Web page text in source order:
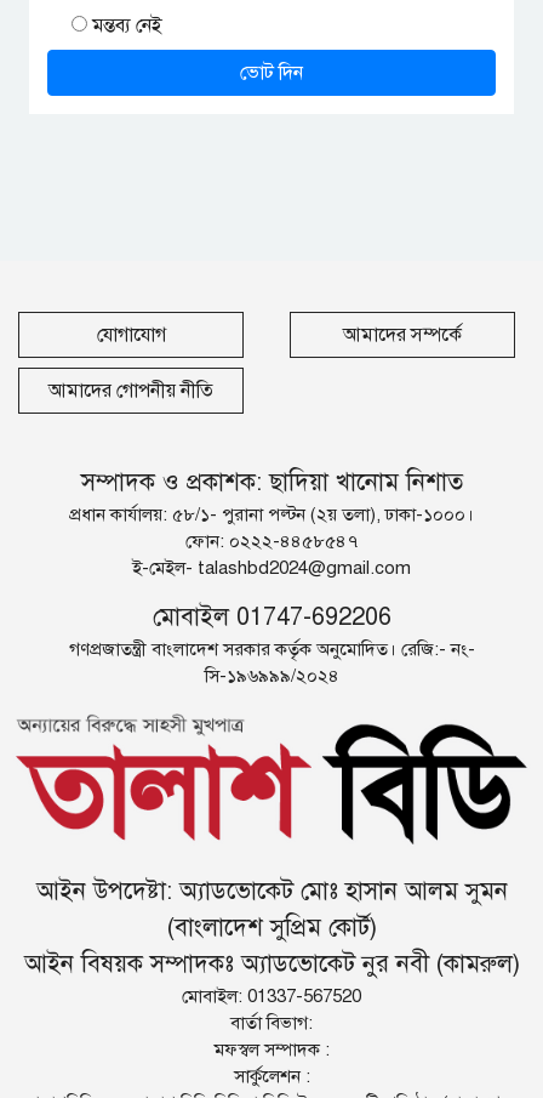
মন্তব্য নেই
ভোট দিন
যোগাযোগ আমাদের সম্পর্কে
আমাদের গোপনীয় নীতি
সম্পাদক ও প্রকাশক: ছাদিয়া খানোম নিশাত
প্রধান কার্যালয়: ৫৮/১- পুরানা পল্টন (২য় তলা), ঢাকা-১০০০।
ফোন: ০২২২-৪৪৫৮৫৪৭
ই-মেইল- talashbd2024@gmail.com
মোবাইল 01747-692206
গণপ্রজাতন্ত্রী বাংলাদেশ সরকার কর্তৃক অনুমোদিত। রেজি:- নং-
সি-১৯৬৯৯৯/২০২৪
আইন উপদেষ্টা: অ্যাডভোকেট মোঃ হাসান আলম সুমন
(বাংলাদেশ সুপ্রিম কোর্ট)
আইন বিষয়ক সম্পাদকঃ অ্যাডভোকেট নুর নবী (কামরুল)
মোবাইল: 01337-567520
বার্তা বিভাগ:
মফস্বল সম্পাদক :
সার্কুলেশন :